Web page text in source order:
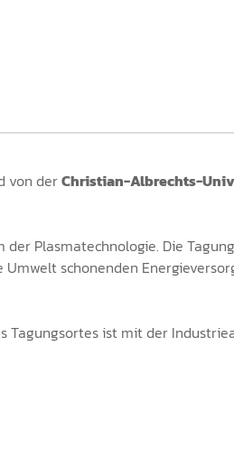
von derChristian-Albrechts-
Plasmatechnologie. Die
schonenden
ist mit der